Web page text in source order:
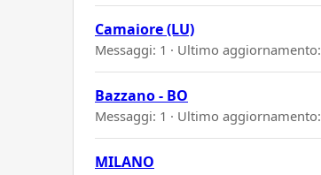
Camaiore (LU)
Messaggi: 1 · Ultimo aggiornamento:
Bazzano - BO
Messaggi: 1 · Ultimo aggiornamento:
MILANO